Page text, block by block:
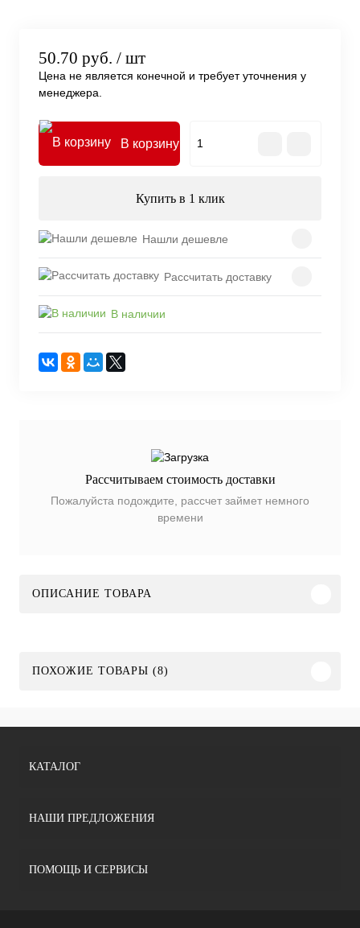
50.70 руб. / шт
Цена не является конечной и требует уточнения у
менеджера.
В корзину
Купить в 1 клик
Нашли дешевле
Рассчитать доставку
В наличии
Рассчитываем стоимость доставки
Пожалуйста подождите, рассчет займет немного
времени
ОПИСАНИЕ ТОВАРА
ПОХОЖИЕ ТОВАРЫ (8)
КАТАЛОГ
НАШИ ПРЕДЛОЖЕНИЯ
ПОМОЩЬ И СЕРВИСЫ